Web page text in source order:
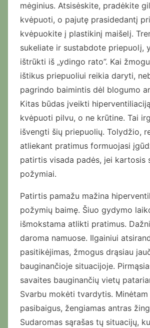
mėginius. Atsisėskite, pradėkite
kvėpuoti, o pajutę prasidedantį
kvėpuokite į plastikinį maišelį.
sukeliate ir sustabdote priepuolį,
ištrūkti iš „ydingo rato”. Kai
ištikus priepuoliui reikia daryti,
pagrindo baimintis dėl blogumo
Kitas būdas įveikti
kvėpuoti pilvu, o ne krūtine. Tai
išvengti šių priepuolių. Tolydžio,
atliekant pratimus formuojasi
patirtis visada padės, jei kartosis
požymiai.
Patirtis pamažu mažina
požymių baimę. Šiuo gydymo
išmokstama atlikti pratimus.
daroma namuose. Ilgainiui
pasitikėjimas, žmogus drąsiau
bauginančioje situacijoje.
savaites bauginančių vietų
Svarbu mokėti tvardytis.
pasibaigus, žengiamas antras
Sudaromas sąrašas tų situacijų,